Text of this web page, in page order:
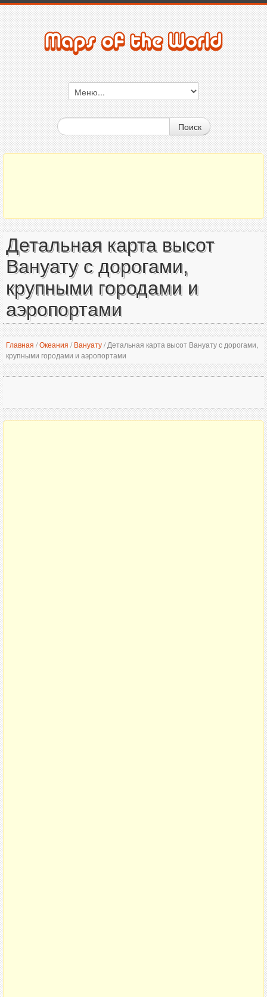
Поиск
Детальная карта высот
Вануату с дорогами,
крупными городами и
аэропортами
Главная /Океания / Вануату/Детальная карта высот Вануату с дорогами,
крупными городами и аэропортами